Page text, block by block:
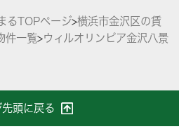
るTOPページ>横浜市金沢区の賃
件一覧>ウィルオリンピア金沢八景
頭に戻る